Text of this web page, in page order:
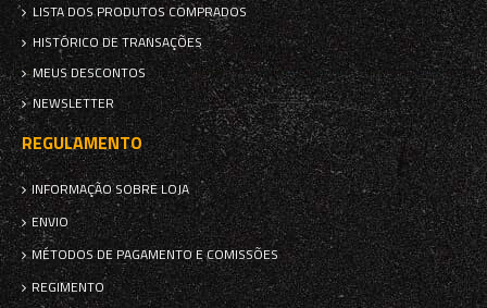
LISTA DOS PRODUTOS COMPRADOS
HISTÓRICO DE TRANSAÇÕES
MEUS DESCONTOS
NEWSLETTER
REGULAMENTO
INFORMAÇÃO SOBRE LOJA
ENVIO
MÉTODOS DE PAGAMENTO E COMISSÕES
REGIMENTO